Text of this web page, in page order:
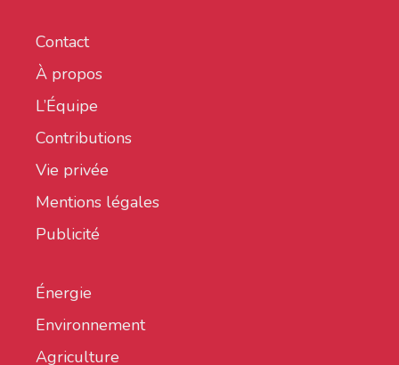
Contact
À propos
L’Équipe
Contributions
Vie privée
Mentions légales
Publicité
Énergie
Environnement
Agriculture